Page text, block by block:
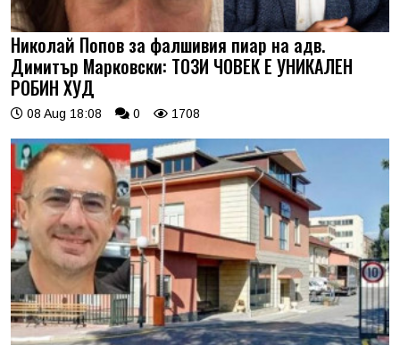
Николай Попов за фалшивия пиар на адв.
Димитър Марковски: ТОЗИ ЧОВЕК Е УНИКАЛЕН
РОБИН ХУД
08 Aug 18:08 0 1708